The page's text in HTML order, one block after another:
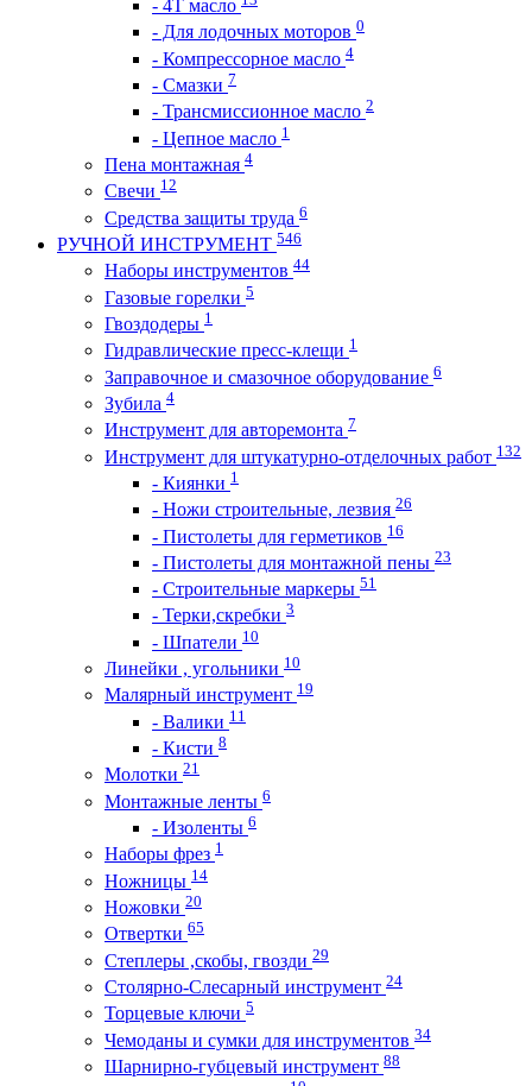
- 4Т масло
- Для лодочных моторов 0
- Компрессорное масло 4
- Смазки 7
- Трансмиссионное масло 2
- Цепное масло 1
Пена монтажная 4
Свечи 12
Средства защиты труда 6
РУЧНОЙ ИНСТРУМЕНТ 546
Наборы инструментов 44
Газовые горелки 5
Гвоздодеры 1
Гидравлические пресс-клещи 1
Заправочное и смазочное оборудование 6
Зубила 4
Инструмент для авторемонта 7
Инструмент для штукатурно-отделочных работ 132
- Киянки 1
- Ножи строительные, лезвия 26
- Пистолеты для герметиков 16
- Пистолеты для монтажной пены 23
- Строительные маркеры 51
- Терки,скребки 3
- Шпатели 10
Линейки , угольники 10
Малярный инструмент 19
- Валики 11
- Кисти 8
Молотки 21
Монтажные ленты 6
- Изоленты 6
Наборы фрез 1
Ножницы 14
Ножовки 20
Отвертки 65
Степлеры ,скобы, гвозди 29
Столярно-Слесарный инструмент 24
Торцевые ключи 5
Чемоданы и сумки для инструментов 34
Шарнирно-губцевый инструмент 88